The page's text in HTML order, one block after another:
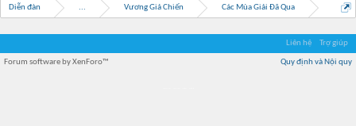
Diễn đàn ... Vương Giả Chiến Các Mùa Giải Đã Qua
Liên hệ Trợ giúp
Quy định và Nội quy
Forum software by XenForo™